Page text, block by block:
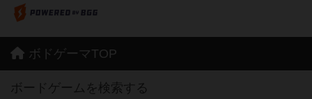
ボドゲーマTOP
ボードゲームを検索する